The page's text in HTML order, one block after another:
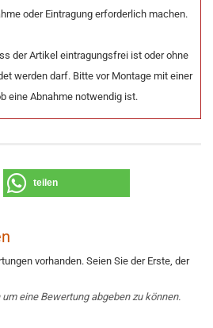
oder Eintragung erforderlich machen.
der Artikel eintragungsfrei ist oder ohne
werden darf. Bitte vor Montage mit einer
eine Abnahme notwendig ist.
teilen
vorhanden. Seien Sie der Erste, der
eine Bewertung abgeben zu können.